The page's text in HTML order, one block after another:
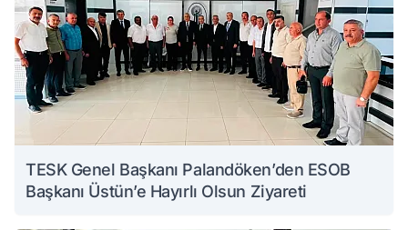
TESK Genel Başkanı Palandöken’den ESOB
Başkanı Üstün’e Hayırlı Olsun Ziyareti